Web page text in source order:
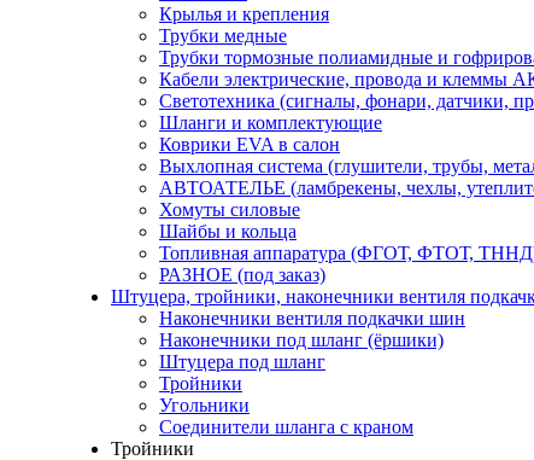
Крылья и крепления
Трубки медные
Трубки тормозные полиамидные и
Кабели электрические, провода и клеммы
Светотехника (сигналы, фонари, датчики,
Шланги и комплектующие
Коврики EVA в салон
Выхлопная система (глушители, трубы,
АВТОАТЕЛЬЕ (ламбрекены, чехлы,
Хомуты силовые
Шайбы и кольца
Топливная аппаратура (ФГОТ, ФТОТ,
РАЗНОЕ (под заказ)
Штуцера, тройники, наконечники вентиля
Наконечники вентиля подкачки шин
Наконечники под шланг (ёршики)
Штуцера под шланг
Тройники
Угольники
Соединители шланга с краном
Тройники